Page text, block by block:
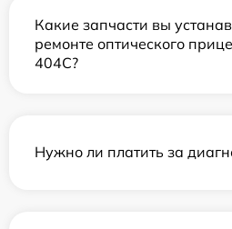
Какие запчасти вы
ремонте оптического
404C?
Нужно ли платить за